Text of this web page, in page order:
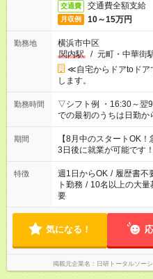
交通費 交通費全額支給
月収例 10～15万円
勤務地
横浜市中区
関内駅
/ 元町・中華街
≪自宅からドアtoドア
します。
勤務時間
▽シフト例 ・16:30～翌
での最初のうちは日勤からのスタート
今ご覧のお仕事で希望
時間。 合計で週40時間
期間
【8月中のスタートOK
3日後に就業が可能です！
特徴 週1日からOK / 履歴書不
ト勤務 / 10名以上の大量
要
気になる！
掲載元企業名 日研トータルソー